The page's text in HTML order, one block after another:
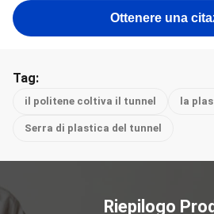
Ottenere una
Tag:
il politene coltiva il tunnel la
Serra di plastica del tunnel
Riepilogo